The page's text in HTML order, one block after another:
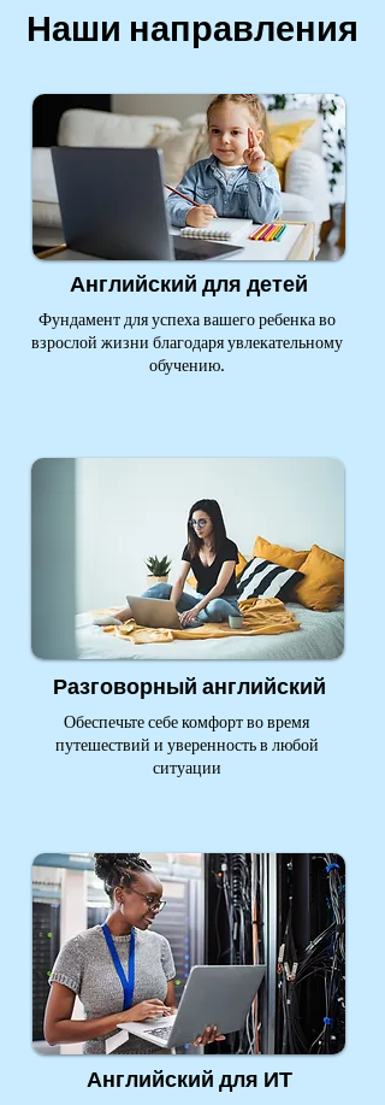
Наши направления
Английский для детей
Фундамент для успеха вашего ребенка во
взрослой жизни благодаря увлекательному
обучению.
Разговорный английский
Обеспечьте себе комфорт во время
путешествий и уверенность в любой
ситуации
Английский для ИТ